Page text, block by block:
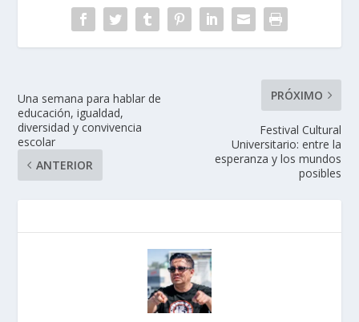
Una semana para hablar de
educación, igualdad,
diversidad y convivencia
escolar
ANTERIOR
PRÓXIMO
Festival Cultural
Universitario: entre la
esperanza y los mundos
posibles